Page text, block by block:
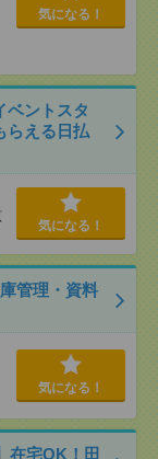
気になる！
ベントスタ
らえる日払
気になる！
管理・資料
気になる！
在宅OK！田